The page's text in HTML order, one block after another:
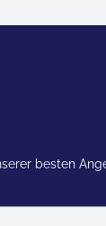
besten